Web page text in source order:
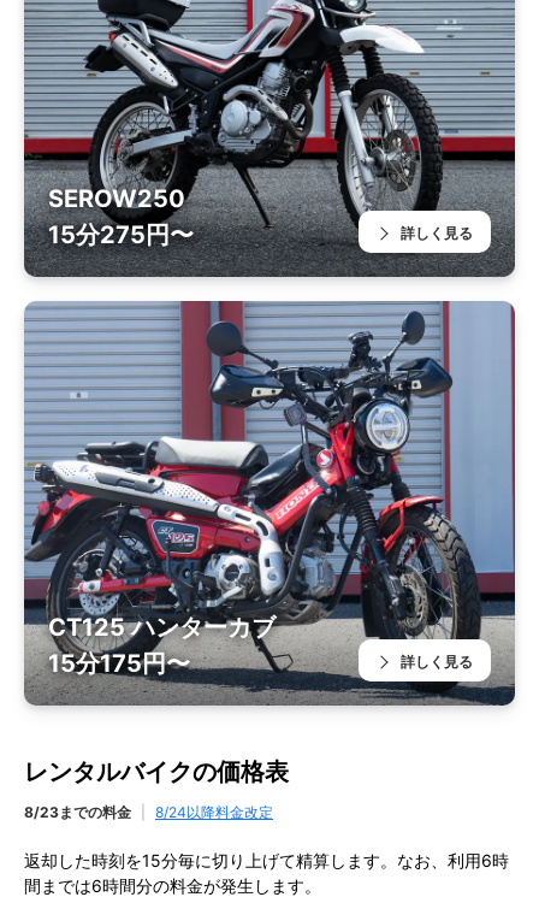
SEROW250
15分275円〜
詳しく見る
CT125 ハンターカブ
15分175円〜
詳しく見る
レンタルバイクの価格表
8/23までの料金 8/24以降料金改定
返却した時刻を15分毎に切り上げて精算します。なお、利用6時
間までは6時間分の料金が発生します。